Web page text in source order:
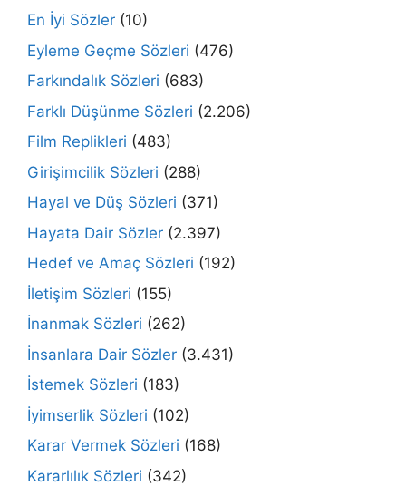
En İyi Sözler (10)
Eyleme Geçme Sözleri (476)
Farkındalık Sözleri (683)
Farklı Düşünme Sözleri (2.206)
Film Replikleri (483)
Girişimcilik Sözleri (288)
Hayal ve Düş Sözleri (371)
Hayata Dair Sözler (2.397)
Hedef ve Amaç Sözleri (192)
İletişim Sözleri (155)
İnanmak Sözleri (262)
İnsanlara Dair Sözler (3.431)
İstemek Sözleri (183)
İyimserlik Sözleri (102)
Karar Vermek Sözleri (168)
Kararlılık Sözleri (342)